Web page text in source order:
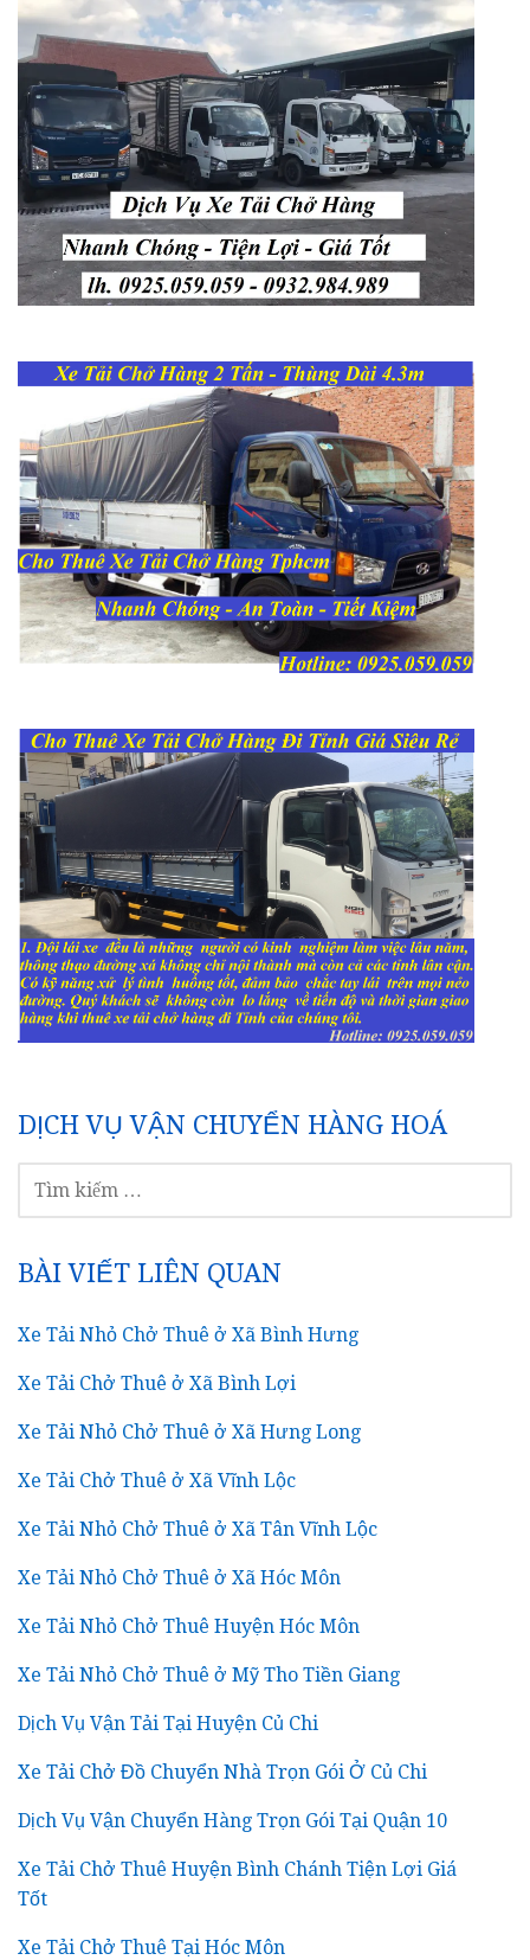
DỊCH VỤ VẬN CHUYỂN HÀNG HOÁ
KIẾM
BÀI VIẾT LIÊN QUAN
Xe Tải Nhỏ Chở Thuê ở Xã Bình Hưng
Xe Tải Chở Thuê ở Xã Bình Lợi
Xe Tải Nhỏ Chở Thuê ở Xã Hưng Long
Xe Tải Chở Thuê ở Xã Vĩnh Lộc
Xe Tải Nhỏ Chở Thuê ở Xã Tân Vĩnh Lộc
Xe Tải Nhỏ Chở Thuê ở Xã Hóc Môn
Xe Tải Nhỏ Chở Thuê Huyện Hóc Môn
Xe Tải Nhỏ Chở Thuê ở Mỹ Tho Tiền Giang
Dịch Vụ Vận Tải Tại Huyện Củ Chi
Xe Tải Chở Đồ Chuyển Nhà Trọn Gói Ở Củ Chi
Dịch Vụ Vận Chuyển Hàng Trọn Gói Tại Quận 10
Xe Tải Chở Thuê Huyện Bình Chánh Tiện Lợi Giá
Tốt
Xe Tải Chở Thuê Tại Hóc Môn